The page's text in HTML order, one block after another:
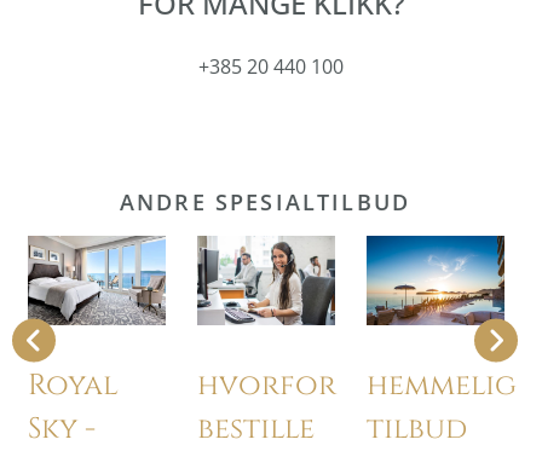
+385 20 440 100
ANDRE SPESIALTILBUD
Royal
Sky -
hvorfor
bestille
hemmelige
tilbud